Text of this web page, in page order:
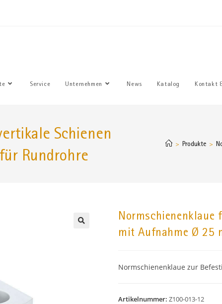
Service Unternehmen News Katalog Kontakt
Schienen
Rundrohre
> Produkte >
Normschienenklaue
mit Aufnahme Ø 25
Normschienenklaue zur
Artikelnummer: Z100-013-12